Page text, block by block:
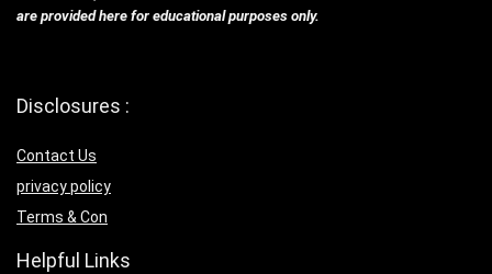
are provided here for educational purposes only.
Disclosures :
Contact Us
privacy policy
Terms & Con
Helpful Links